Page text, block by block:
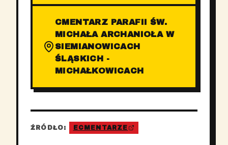
CMENTARZ PARAFII ŚW.
MICHAŁA ARCHANIOŁA W
SIEMIANOWICACH
ŚLĄSKICH -
MICHAŁKOWICACH
ŹRÓDŁO: ECMENTARZE